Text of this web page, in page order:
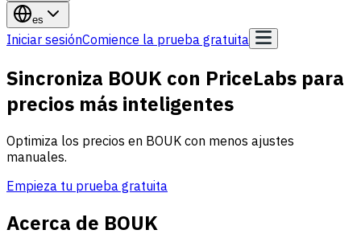
es
Iniciar sesiónComience la prueba gratuita
Sincroniza BOUK con PriceLabs para
precios más inteligentes
Optimiza los precios en BOUK con menos ajustes
manuales.
Empieza tu prueba gratuita
Acerca de BOUK